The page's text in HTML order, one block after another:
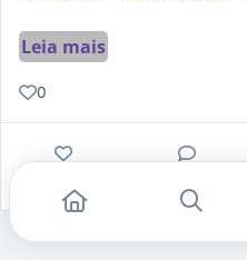
Leia mais
0